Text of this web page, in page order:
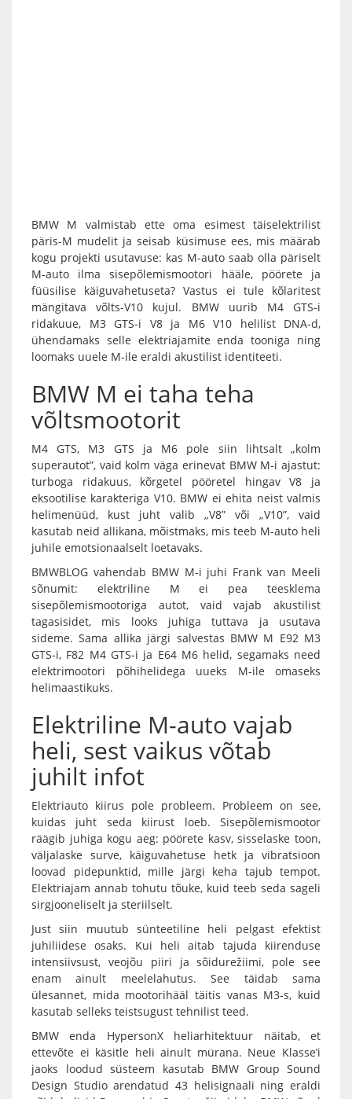
BMW M valmistab ette oma esimest täiselektrilist
päris-M mudelit ja seisab küsimuse ees, mis määrab
kogu projekti usutavuse: kas M-auto saab olla päriselt
M-auto ilma sisepõlemismootori hääle, pöörete ja
füüsilise käiguvahetuseta? Vastus ei tule kõlaritest
mängitava võlts-V10 kujul. BMW uurib M4 GTS-i
ridakuue, M3 GTS-i V8 ja M6 V10 helilist DNA-d,
ühendamaks selle elektriajamite enda tooniga ning
loomaks uuele M-ile eraldi akustilist identiteeti.
BMW M ei taha teha
võltsmootorit
M4 GTS, M3 GTS ja M6 pole siin lihtsalt „kolm
superautot”, vaid kolm väga erinevat BMW M-i ajastut:
turboga ridakuus, kõrgetel pööretel hingav V8 ja
eksootilise karakteriga V10. BMW ei ehita neist valmis
helimenüüd, kust juht valib „V8” või „V10”, vaid
kasutab neid allikana, mõistmaks, mis teeb M-auto heli
juhile emotsionaalselt loetavaks.
BMWBLOG vahendab BMW M-i juhi Frank van Meeli
sõnumit: elektriline M ei pea teesklema
sisepõlemismootoriga autot, vaid vajab akustilist
tagasisidet, mis looks juhiga tuttava ja usutava
sideme. Sama allika järgi salvestas BMW M E92 M3
GTS-i, F82 M4 GTS-i ja E64 M6 helid, segamaks need
elektrimootori põhihelidega uueks M-ile omaseks
helimaastikuks.
Elektriline M-auto vajab
heli, sest vaikus võtab
juhilt infot
Elektriauto kiirus pole probleem. Probleem on see,
kuidas juht seda kiirust loeb. Sisepõlemismootor
räägib juhiga kogu aeg: pöörete kasv, sisselaske toon,
väljalaske surve, käiguvahetuse hetk ja vibratsioon
loovad pidepunktid, mille järgi keha tajub tempot.
Elektriajam annab tohutu tõuke, kuid teeb seda sageli
sirgjooneliselt ja steriilselt.
Just siin muutub sünteetiline heli pelgast efektist
juhiliidese osaks. Kui heli aitab tajuda kiirenduse
intensiivsust, veojõu piiri ja sõidurežiimi, pole see
enam ainult meelelahutus. See täidab sama
ülesannet, mida mootorihääl täitis vanas M3-s, kuid
kasutab selleks teistsugust tehnilist teed.
BMW enda HypersonX heliarhitektuur näitab, et
ettevõte ei käsitle heli ainult mürana. Neue Klasse’i
jaoks loodud süsteem kasutab BMW Group Sound
Design Studio arendatud 43 helisignaali ning eraldi